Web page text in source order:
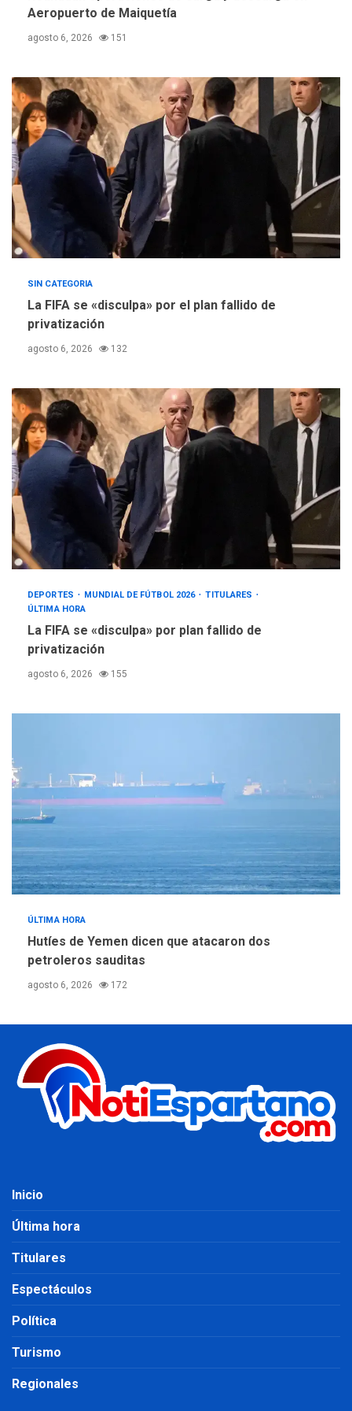
5
Mariño respalda a Cámara
Aeropuerto de Maiquetía
agosto 6, 2026 151
SIN CATEGORIA
La FIFA se «disculpa» por el plan fallido de
privatización
agosto 6, 2026 132
DEPORTES MUNDIAL DE FÚTBOL 2026
TITULARES
ÚLTIMA HORA
La FIFA se «disculpa» por plan fallido de
privatización
agosto 6, 2026 155
ÚLTIMA HORA
Hutíes de Yemen dicen que atacaron dos
petroleros sauditas
agosto 6, 2026 172
Inicio
Última hora
Titulares
Espectáculos
Política
Turismo
Regionales